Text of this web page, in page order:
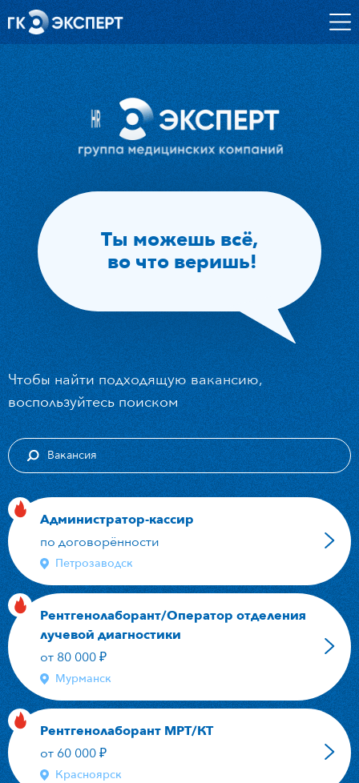
О нас
Вакансии
Кандидатам
Студентам и выпускникам
Блог
Ты можешь всё,
во что веришь!
Чтобы найти подходящую вакансию,
воспользуйтесь поиском
Администратор-кассир
по договорённости
Петрозаводск
Рентгенолаборант/Оператор отделения
лучевой диагностики
от 80 000 ₽
Мурманск
Рентгенолаборант МРТ/КТ
от 60 000 ₽
Красноярск